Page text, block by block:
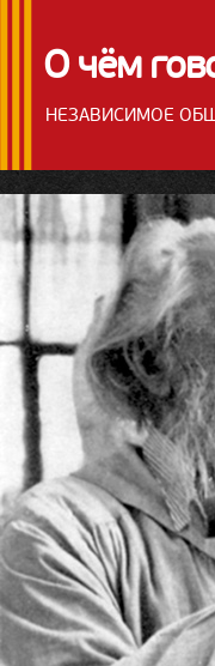
О чём
НЕЗАВИСИМОЕ